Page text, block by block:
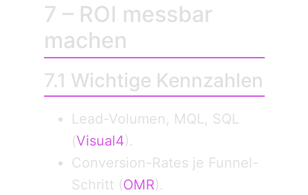
7 – ROI messbar
machen
7.1 Wichtige Kennzahlen
Lead-Volumen, MQL, SQL
(Visual4).
Conversion-Rates je Funnel-
Schritt (OMR).